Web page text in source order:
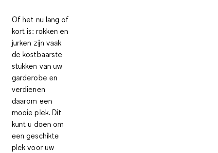
Of het nu lang of
kort is: rokken en
jurken zijn vaak
de kostbaarste
stukken van uw
garderobe en
verdienen
daarom een
mooie plek. Dit
kunt u doen om
een geschikte
plek voor uw